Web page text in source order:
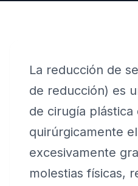
La reducción de
de reducción) es
de cirugía plástica
quirúrgicamente
excesivamente
molestias físicas,